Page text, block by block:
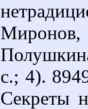
с.; 4).
Секреты